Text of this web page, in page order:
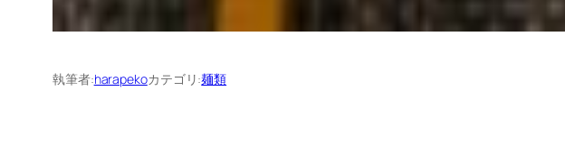
執筆者:harapekoカテゴリ:麺類